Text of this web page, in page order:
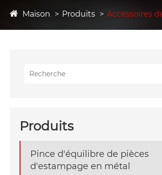
Maison Produits Accessoires
Produits
Pince d'équilibre de pièces
d'estampage en métal